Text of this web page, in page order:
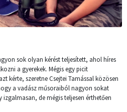
sok olyan kérést teljesített, ahol híres
a gyerekek. Mégis egy picit
kérte, szeretne Csejtei Tamással közösen
a vadász műsoraiból nagyon sokat
de mégis teljesen érthetően